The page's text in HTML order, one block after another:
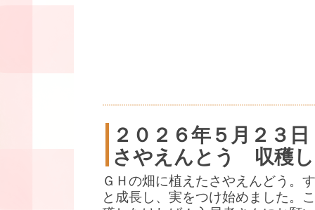
２０２６年５月２３日
さやえんとう 収穫
ＧＨの畑に植えたさやえんどう。
と成長し、実をつけ始めました。